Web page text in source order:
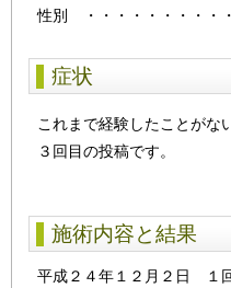
性別
・・・・・・・・・・
症状
これまで経験したことがな
３回目の投稿です。
施術内容と結果
平成２４年１２月２日 １